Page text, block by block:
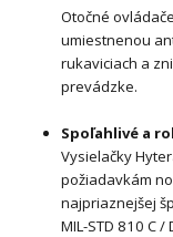
Otočné
umiestnenou
rukaviciach a
prevádzke.
Spoľahlivé a
Vysielačky
požiadavkám
najpriaznejšej
MIL-STD 810 C